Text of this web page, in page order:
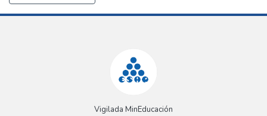
Vigilada MinEducación